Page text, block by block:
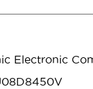
Electronic